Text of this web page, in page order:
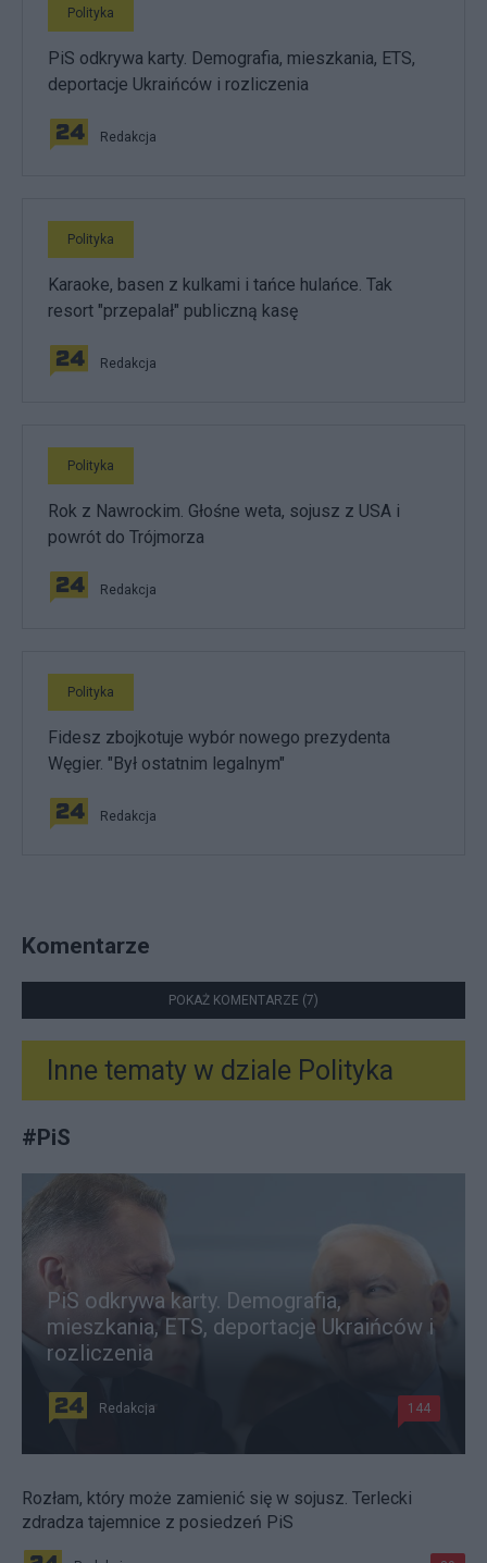
Polityka
PiS odkrywa karty. Demografia, mieszkania, ETS,
deportacje Ukraińców i rozliczenia
Redakcja
Polityka
Karaoke, basen z kulkami i tańce hulańce. Tak
resort "przepalał" publiczną kasę
Redakcja
Polityka
Rok z Nawrockim. Głośne weta, sojusz z USA i
powrót do Trójmorza
Redakcja
Polityka
Fidesz zbojkotuje wybór nowego prezydenta
Węgier. "Był ostatnim legalnym"
Redakcja
Komentarze
POKAŻ KOMENTARZE (7)
Inne tematy w dziale Polityka
#PiS
PiS odkrywa karty. Demografia,
mieszkania, ETS, deportacje Ukraińców i
rozliczenia
Redakcja 144
Rozłam, który może zamienić się w sojusz. Terlecki
zdradza tajemnice z posiedzeń PiS